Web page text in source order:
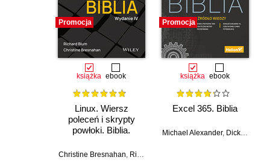
Promocja
książka ebook
Linux. Wiersz
poleceń i skrypty
powłoki. Biblia.
Christine Bresnahan Richard Blum
Promocja
książka ebook
Excel 365. Biblia
Michael Alexander, Dick Kusleika